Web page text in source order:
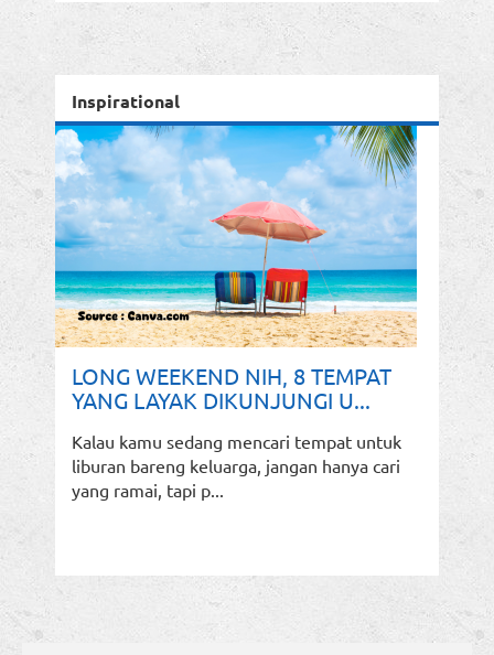
Inspirational
LONG WEEKEND NIH, 8 TEMPAT
YANG LAYAK DIKUNJUNGI U...
Kalau kamu sedang mencari tempat untuk
liburan bareng keluarga, jangan hanya cari
yang ramai, tapi p...